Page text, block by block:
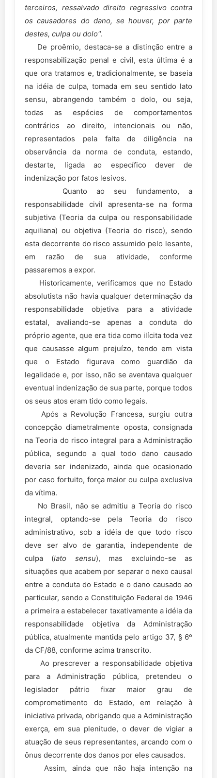
terceiros, ressalvado direito regressivo contra
os causadores do dano, se houver, por parte
destes, culpa ou dolo".
De proêmio, destaca-se a distinção entre a
responsabilização penal e civil, esta última é a
que ora tratamos e, tradicionalmente, se baseia
na idéia de culpa, tomada em seu sentido lato
sensu, abrangendo também o dolo, ou seja,
todas as espécies de comportamentos
contrários ao direito, intencionais ou não,
representados pela falta de diligência na
observância da norma de conduta, estando,
destarte, ligada ao específico dever de
indenização por fatos lesivos.
Quanto ao seu fundamento, a
responsabilidade civil apresenta-se na forma
subjetiva (Teoria da culpa ou responsabilidade
aquiliana) ou objetiva (Teoria do risco), sendo
esta decorrente do risco assumido pelo lesante,
em razão de sua atividade, conforme
passaremos a expor.
Historicamente, verificamos que no Estado
absolutista não havia qualquer determinação da
responsabilidade objetiva para a atividade
estatal, avaliando-se apenas a conduta do
próprio agente, que era tida como ilícita toda vez
que causasse algum prejuízo, tendo em vista
que o Estado figurava como guardião da
legalidade e, por isso, não se aventava qualquer
eventual indenização de sua parte, porque todos
os seus atos eram tido como legais.
Após a Revolução Francesa, surgiu outra
concepção diametralmente oposta, consignada
na Teoria do risco integral para a Administração
pública, segundo a qual todo dano causado
deveria ser indenizado, ainda que ocasionado
por caso fortuito, força maior ou culpa exclusiva
da vítima.
No Brasil, não se admitiu a Teoria do risco
integral, optando-se pela Teoria do risco
administrativo, sob a idéia de que todo risco
deve ser alvo de garantia, independente de
culpa (lato sensu), mas excluindo-se as
situações que acabem por separar o nexo causal
entre a conduta do Estado e o dano causado ao
particular, sendo a Constituição Federal de 1946
a primeira a estabelecer taxativamente a idéia da
responsabilidade objetiva da Administração
pública, atualmente mantida pelo artigo 37, § 6º
da CF/88, conforme acima transcrito.
Ao prescrever a responsabilidade objetiva
para a Administração pública, pretendeu o
legislador pátrio fixar maior grau de
comprometimento do Estado, em relação à
iniciativa privada, obrigando que a Administração
exerça, em sua plenitude, o dever de vigiar a
atuação de seus representantes, arcando com o
ônus decorrente dos danos por eles causados.
Assim, ainda que não haja intenção na